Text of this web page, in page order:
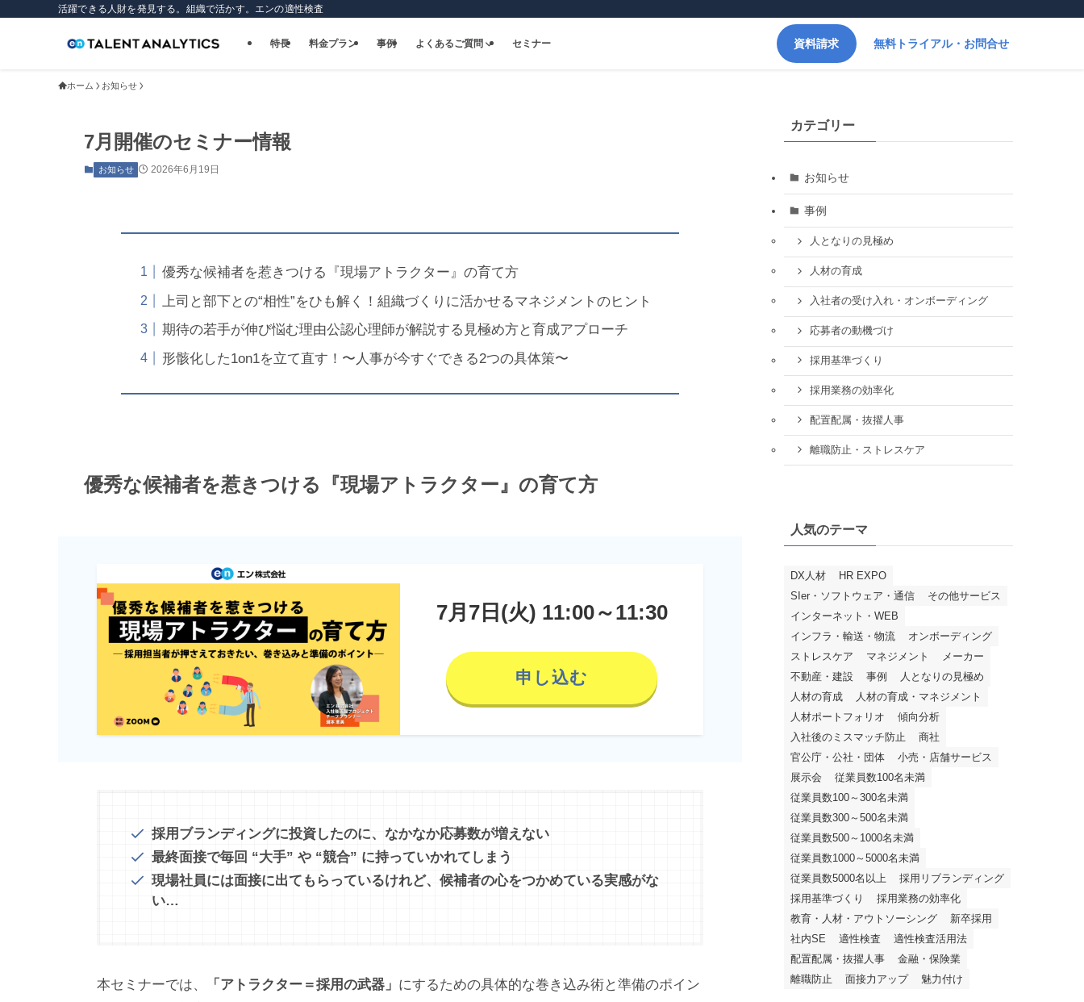
活躍できる人財を発見する。組織で活かす。エンの適性検査
特長 料金プラン 事例 よくあるご質問 セミナー 資料請求 無料トライアル・お問合せ
ホーム お知らせ
7月開催のセミナー情報
お知らせ 2026年6月19日
優秀な候補者を惹きつける『現場アトラクター』の育て方
上司と部下との“相性”をひも解く！組織づくりに活かせるマネジメントのヒント
期待の若手が伸び悩む理由公認心理師が解説する見極め方と育成アプローチ
形骸化した1on1を立て直す！〜人事が今すぐできる2つの具体策〜
優秀な候補者を惹きつける『現場アトラクター』の育て方
7月7日(火) 11:00～11:30
申し込む
採用ブランディングに投資したのに、なかなか応募数が増えない
最終面接で毎回 “大手” や “競合” に持っていかれてしまう
現場社員には面接に出てもらっているけれど、候補者の心をつかめている実感がな
い…
本セミナーでは、 「アトラクター＝採用の武器」 にするための具体的な巻き込み術と準備のポイン
カテゴリー
お知らせ
事例
人となりの見極め
人材の育成
入社者の受け入れ・オンボーディング
応募者の動機づけ
採用基準づくり
採用業務の効率化
配置配属・抜擢人事
離職防止・ストレスケア
人気のテーマ
DX人材
HR EXPO
SIer・ソフトウェア・通信
その他サービス
インターネット・WEB
インフラ・輸送・物流
オンボーディング
ストレスケア
マネジメント
メーカー
不動産・建設
事例
人となりの見極め
人材の育成
人材の育成・マネジメント
人材ポートフォリオ
傾向分析
入社後のミスマッチ防止
商社
官公庁・公社・団体
小売・店舗サービス
展示会
従業員数100名未満
従業員数100～300名未満
従業員数300～500名未満
従業員数500～1000名未満
従業員数1000～5000名未満
従業員数5000名以上
採用リブランディング
採用基準づくり
採用業務の効率化
教育・人材・アウトソーシング
新卒採用
社内SE
適性検査
適性検査活用法
配置配属・抜擢人事
金融・保険業
離職防止
面接力アップ 魅力付け